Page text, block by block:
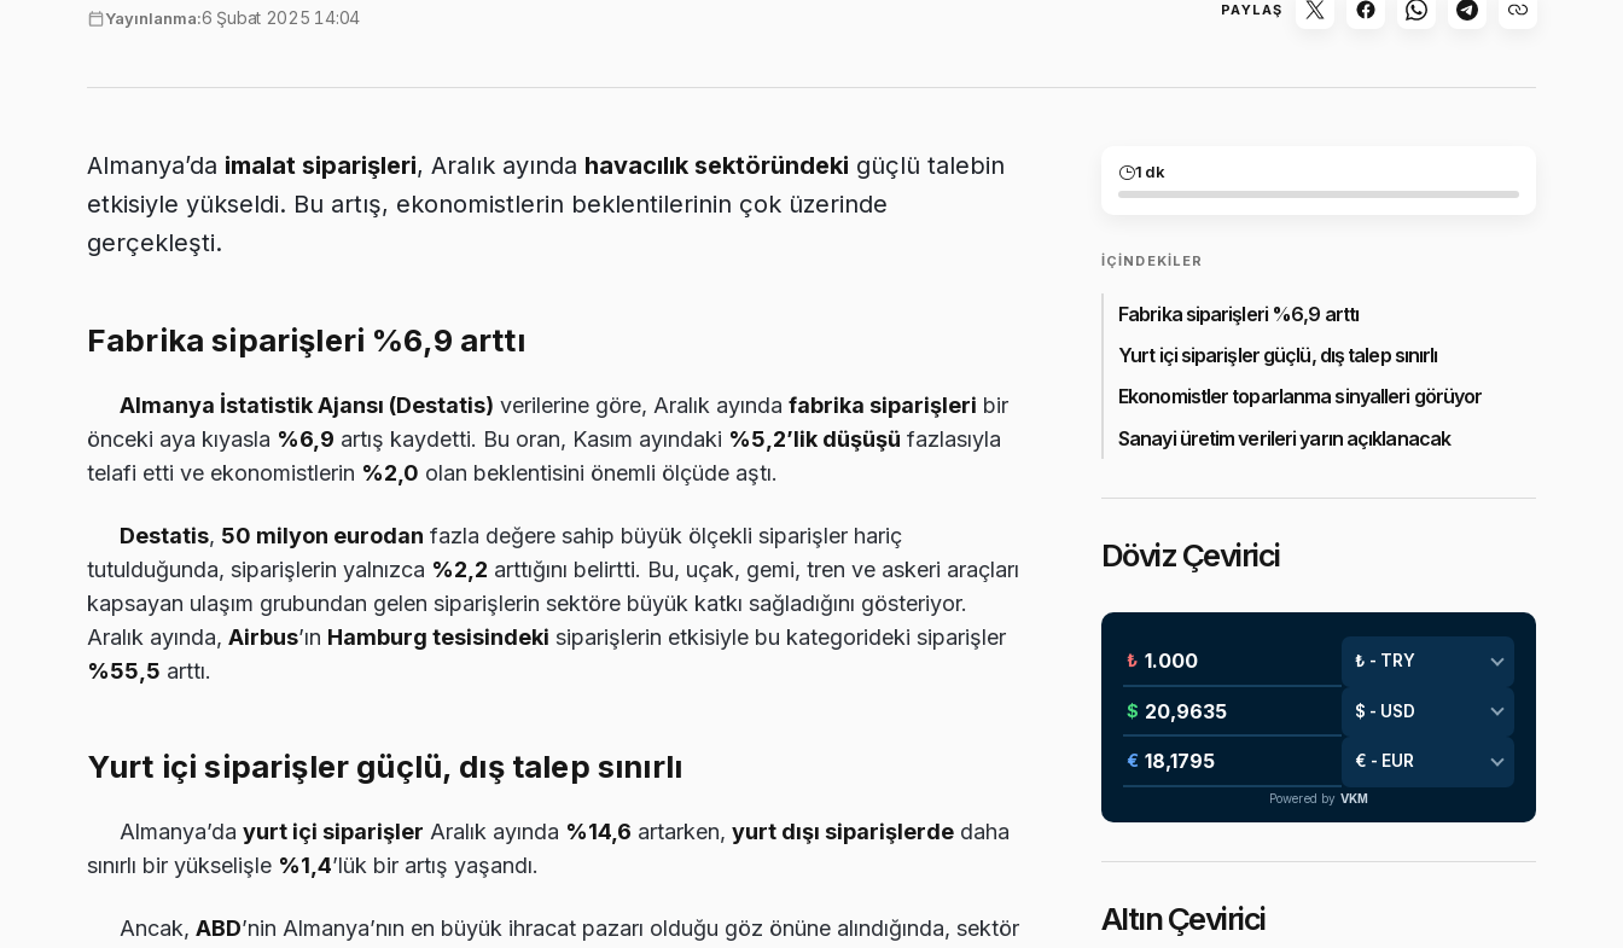
Yayınlanma:6 Şubat 2025 14:04 PAYLAŞ
Almanya’da imalat siparişleri, Aralık ayında havacılık sektöründeki güçlü talebin
etkisiyle yükseldi. Bu artış, ekonomistlerin beklentilerinin çok üzerinde
gerçekleşti.
Fabrika siparişleri %6,9 arttı
Almanya İstatistik Ajansı (Destatis) verilerine göre, Aralık ayında fabrika siparişleri bir
önceki aya kıyasla %6,9 artış kaydetti. Bu oran, Kasım ayındaki %5,2’lik düşüşü fazlasıyla
telafi etti ve ekonomistlerin %2,0 olan beklentisini önemli ölçüde aştı.
Destatis, 50 milyon eurodan fazla değere sahip büyük ölçekli siparişler hariç
tutulduğunda, siparişlerin yalnızca %2,2 arttığını belirtti. Bu, uçak, gemi, tren ve askeri araçları
kapsayan ulaşım grubundan gelen siparişlerin sektöre büyük katkı sağladığını gösteriyor.
Aralık ayında, Airbus’ın Hamburg tesisindeki siparişlerin etkisiyle bu kategorideki siparişler
%55,5 arttı.
Yurt içi siparişler güçlü, dış talep sınırlı
Almanya’da yurt içi siparişler Aralık ayında %14,6 artarken, yurt dışı siparişlerde daha
sınırlı bir yükselişle %1,4’lük bir artış yaşandı.
Ancak, ABD’nin Almanya’nın en büyük ihracat pazarı olduğu göz önüne alındığında, sektör
1 dk
İÇINDEKILER
Fabrika siparişleri %6,9 arttı
Yurt içi siparişler güçlü, dış talep sınırlı
Ekonomistler toparlanma sinyalleri görüyor
Sanayi üretim verileri yarın açıklanacak
Döviz Çevirici
₺
$
€
Powered by VKM
Altın Çevirici